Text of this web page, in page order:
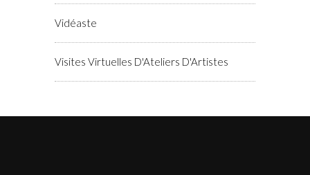
Vidéaste
Visites Virtuelles D'Ateliers D'Artistes